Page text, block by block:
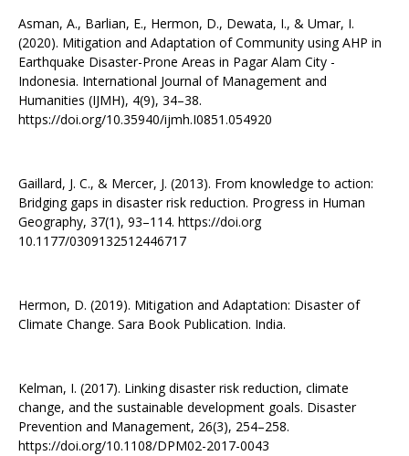
Asman, A., Barlian, E., Hermon, D., Dewata, I., & Umar, I.
(2020). Mitigation and Adaptation of Community using AHP in
Earthquake Disaster-Prone Areas in Pagar Alam City -
Indonesia. International Journal of Management and
Humanities (IJMH), 4(9), 34–38.
https://doi.org/10.35940/ijmh.I0851.054920
Gaillard, J. C., & Mercer, J. (2013). From knowledge to action:
Bridging gaps in disaster risk reduction. Progress in Human
Geography, 37(1), 93–114. https://doi.org
10.1177/0309132512446717
Hermon, D. (2019). Mitigation and Adaptation: Disaster of
Climate Change. Sara Book Publication. India.
Kelman, I. (2017). Linking disaster risk reduction, climate
change, and the sustainable development goals. Disaster
Prevention and Management, 26(3), 254–258.
https://doi.org/10.1108/DPM02-2017-0043